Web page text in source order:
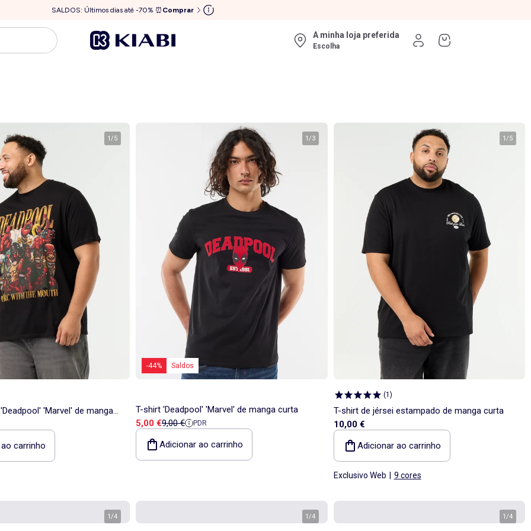
SALDOS: Últimos dias até -70% ⏰ Comprar
A minha loja preferida
Escolha
1/5
'Marvel' de manga
carrinho
-44% Saldos
1/3
T-shirt 'Deadpool' 'Marvel' de manga curta
Preço de venda
5,00 €Preço de referência
9,00 € PDR
Adicionar ao carrinho
1/5
(1 )
T-shirt de jérsei estampado de manga curta
10,00 €
Adicionar ao carrinho
Exclusivo Web 9 cores
1/4 1/4 1/4